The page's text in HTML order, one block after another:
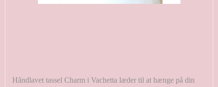
Håndlavet tassel Charm i Vachetta læder til at hænge på din